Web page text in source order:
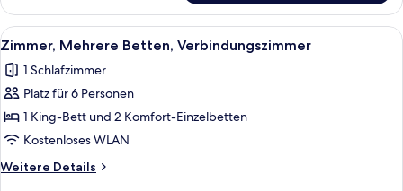
1 King-
Bett,
Terrasse
Alle
Fotos
für
Zimmer,
Mehrere
Betten,
Verbindungszimmer
anzeigen
Minibar, Zimmersafe, Schreibtisch,
3
Zimmer, Mehrere Betten, Verbindungszimmer
1 Schlafzimmer
Platz für 6 Personen
1 King-Bett und 2 Komfort-Einzelbetten
Kostenloses WLAN
Weitere Details
Weitere